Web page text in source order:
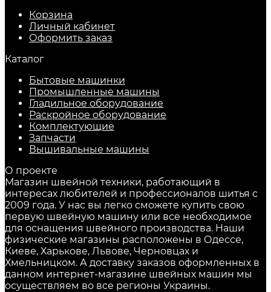
Корзина
Личный кабинет
Оформить заказ
Каталог
Бытовые машинки
Промышленные машины
Гладильное оборудование
Раскройное оборудование
Комплектующие
Запчасти
Вышивальные машины
О проекте
Магазин швейной техники, работающий в
интересах любителей и профессионалов шитья с
2009 года. У нас вы легко сможете купить свою
первую швейную машину или все необходимое
для оснащения швейного производства. Наши
физические магазины расположены в Одессе,
Киеве, Харькове, Львове, Черновцах и
Хмельницком. А доставку заказов оформленных в
данном интернет-магазине швейных машин мы
осуществляем во все регионы Украины.